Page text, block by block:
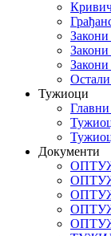
Тужиоци
Документи